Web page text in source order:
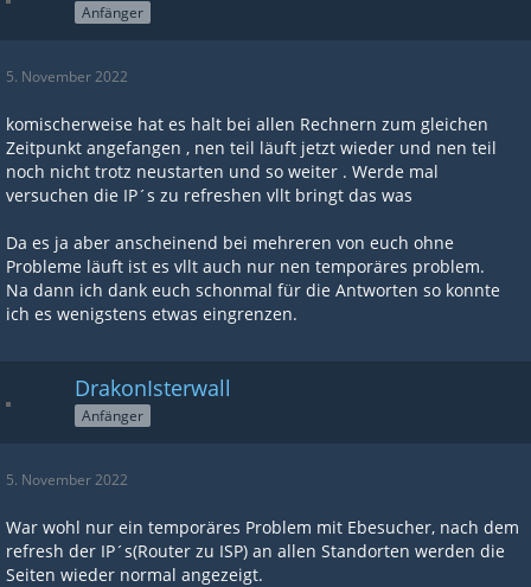
Anfänger
5. November 2022
komischerweise hat es halt bei allen Rechnern zum gleichen
Zeitpunkt angefangen , nen teil läuft jetzt wieder und nen teil
noch nicht trotz neustarten und so weiter . Werde mal
versuchen die IP´s zu refreshen vllt bringt das was
Da es ja aber anscheinend bei mehreren von euch ohne
Probleme läuft ist es vllt auch nur nen temporäres problem.
Na dann ich dank euch schonmal für die Antworten so konnte
ich es wenigstens etwas eingrenzen.
DrakonIsterwall
Anfänger
5. November 2022
War wohl nur ein temporäres Problem mit Ebesucher, nach dem
refresh der IP´s(Router zu ISP) an allen Standorten werden die
Seiten wieder normal angezeigt.